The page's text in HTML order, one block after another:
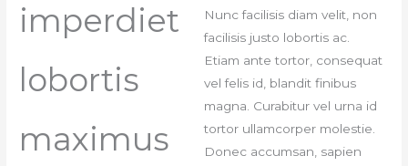
imperdiet
lobortis
maximus
Nunc facilisis diam velit, non
facilisis justo lobortis ac.
Etiam ante tortor, consequat
vel felis id, blandit finibus
magna. Curabitur vel urna id
tortor ullamcorper molestie.
Donec accumsan, sapien